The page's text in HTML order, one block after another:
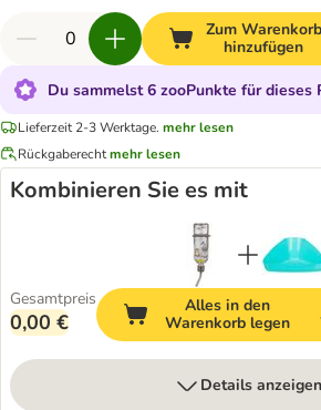
Zum Warenkorb
hinzufügen
Du sammelst 6 zooPunkte für dieses
Lieferzeit 2-3 Werktage. mehr lesen
Rückgaberechtmehr lesen
Kombinieren Sie es mit
Gesamtpreis
0,00 €
Alles in den
Warenkorb legen
Details anzeigen